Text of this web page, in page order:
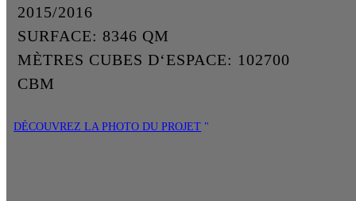
2015/2016
SURFACE: 8346 QM
MÈTRES CUBES D‘ESPACE: 102700
CBM
DÉCOUVREZ LA PHOTO DU PROJET